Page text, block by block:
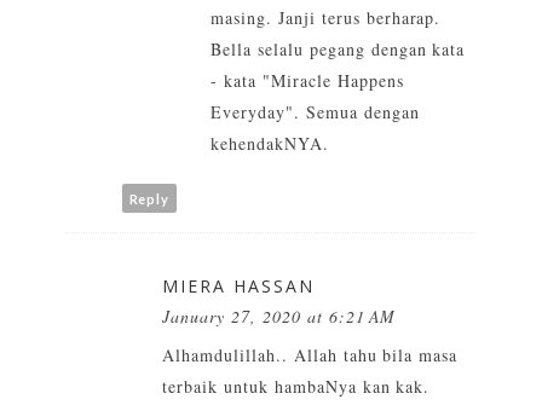
masing. Janji terus berharap.
Bella selalu pegang dengan kata
- kata "Miracle Happens
Everyday". Semua dengan
kehendakNYA.
Reply
MIERA HASSAN
January 27, 2020 at 6:21 AM
Alhamdulillah.. Allah tahu bila masa
terbaik untuk hambaNya kan kak.